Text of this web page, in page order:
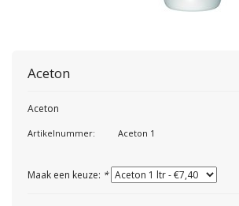
Aceton
Aceton
Artikelnummer: Aceton 1
Maak een keuze: *